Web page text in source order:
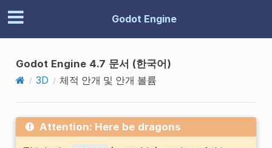
Godot Engine
Godot Engine 4.7 문서 (한국어)
3D
체적 안개 및 안개 볼륨
Attention: Here be dragons